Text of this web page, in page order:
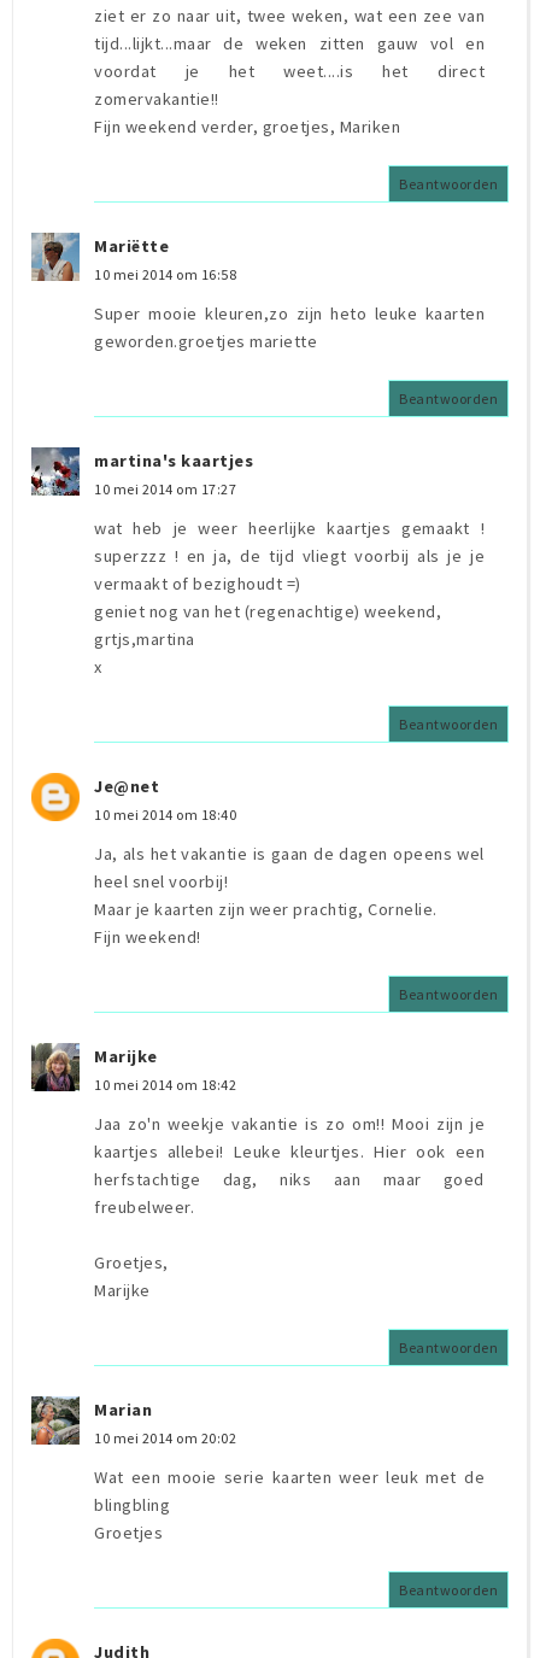
ziet er zo naar uit, twee weken, wat een zee van
tijd...lijkt...maar de weken zitten gauw vol en
voordat je het weet....is het direct
zomervakantie!!
Fijn weekend verder, groetjes, Mariken
Beantwoorden
Mariëtte
10 mei 2014 om 16:58
Super mooie kleuren,zo zijn heto leuke kaarten
geworden.groetjes mariette
Beantwoorden
martina's kaartjes
10 mei 2014 om 17:27
wat heb je weer heerlijke kaartjes gemaakt !
superzzz ! en ja, de tijd vliegt voorbij als je je
vermaakt of bezighoudt =)
geniet nog van het (regenachtige) weekend,
grtjs,martina
x
Beantwoorden
Je@net
10 mei 2014 om 18:40
Ja, als het vakantie is gaan de dagen opeens wel
heel snel voorbij!
Maar je kaarten zijn weer prachtig, Cornelie.
Fijn weekend!
Beantwoorden
Marijke
10 mei 2014 om 18:42
Jaa zo'n weekje vakantie is zo om!! Mooi zijn je
kaartjes allebei! Leuke kleurtjes. Hier ook een
herfstachtige dag, niks aan maar goed
freubelweer.
Groetjes,
Marijke
Beantwoorden
Marian
10 mei 2014 om 20:02
Wat een mooie serie kaarten weer leuk met de
blingbling
Groetjes
Beantwoorden
Judith